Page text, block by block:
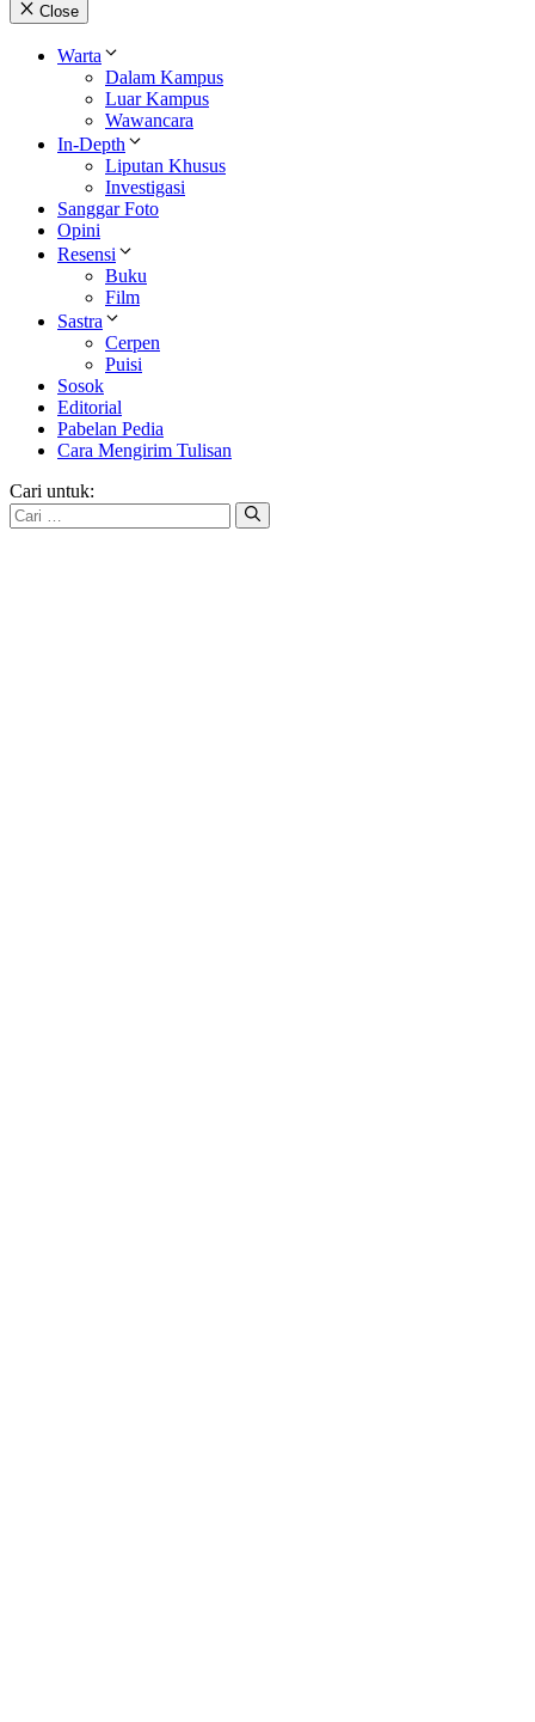
Close
Warta
Dalam Kampus
Luar Kampus
Wawancara
In-Depth
Liputan Khusus
Investigasi
Sanggar Foto
Opini
Resensi
Buku
Film
Sastra
Cerpen
Puisi
Sosok
Editorial
Pabelan Pedia
Cara Mengirim Tulisan
Cari untuk: